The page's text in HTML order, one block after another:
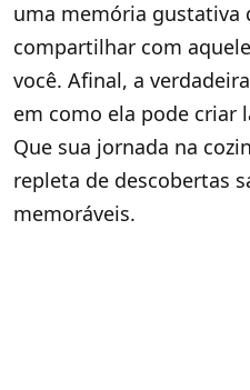
uma memória gustativa
compartilhar com
você. Afinal, a
em como ela pode criar
Que sua jornada na
repleta de descobertas
memoráveis.